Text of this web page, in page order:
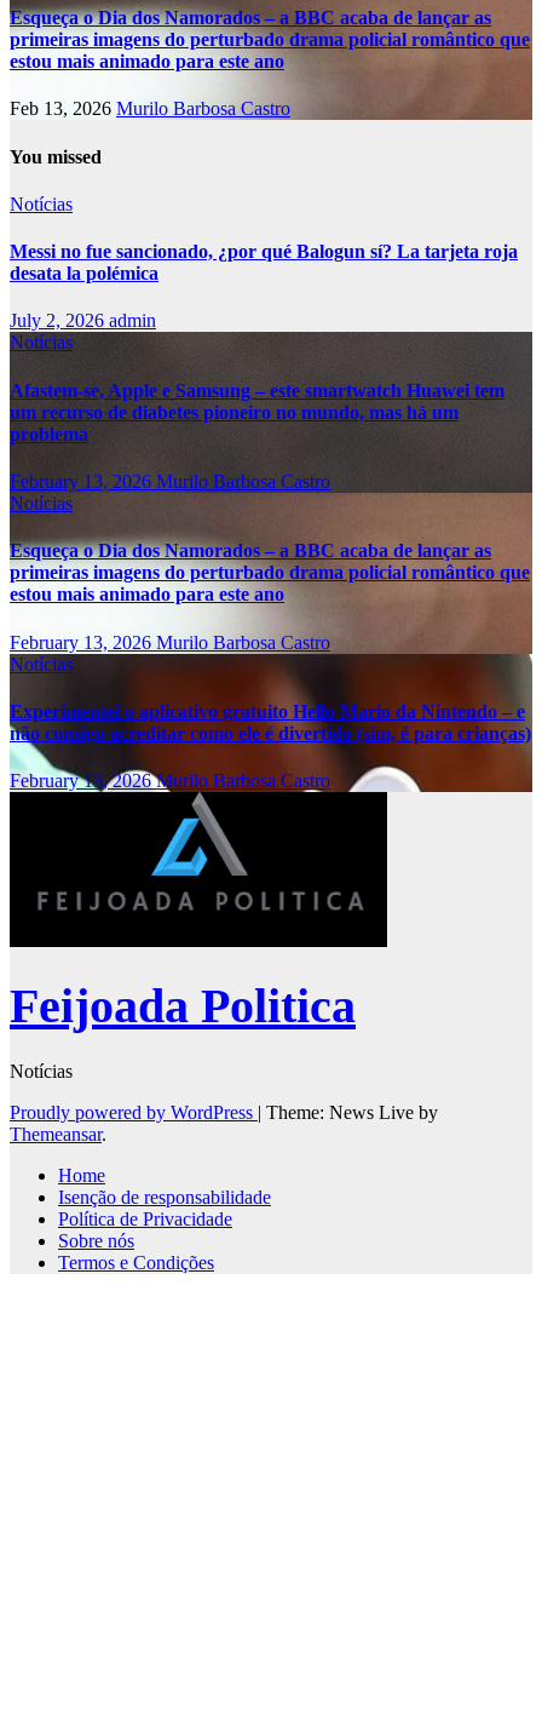
Esqueça o Dia dos Namorados – a BBC acaba de lançar as
primeiras imagens do perturbado drama policial romântico que
estou mais animado para este ano
Feb 13, 2026 Murilo Barbosa Castro
You missed
Notícias
Messi no fue sancionado, ¿por qué Balogun sí? La tarjeta roja
desata la polémica
July 2, 2026 admin
Notícias
Afastem-se, Apple e Samsung – este smartwatch Huawei tem
um recurso de diabetes pioneiro no mundo, mas há um
problema
February 13, 2026 Murilo Barbosa Castro
Notícias
Esqueça o Dia dos Namorados – a BBC acaba de lançar as
primeiras imagens do perturbado drama policial romântico que
estou mais animado para este ano
February 13, 2026 Murilo Barbosa Castro
Notícias
Experimentei o aplicativo gratuito Hello Mario da Nintendo – e
não consigo acreditar como ele é divertido (sim, é para crianças)
February 13, 2026Murilo Barbosa Castro
Feijoada Politica
Notícias
Proudly powered by WordPress | Theme: News Live by
Themeansar.
Home
Isenção de responsabilidade
Política de Privacidade
Sobre nós
Termos e Condições